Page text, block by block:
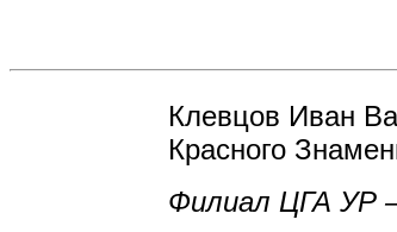
Клевцов Иван
Красного
Филиал ЦГА УР